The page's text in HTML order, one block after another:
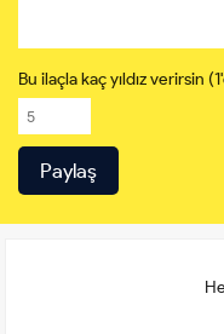
Bu ilaçla kaç yıldız verirsin